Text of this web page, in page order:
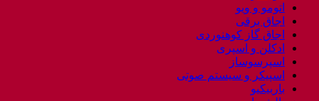
اتومو و ویو
اجاق برقی
اجاق گاز کوهنوردی
ادکلن و اسپری
اسپرسوساز
اسپیکر و سیستم صوتی
باربیکیو